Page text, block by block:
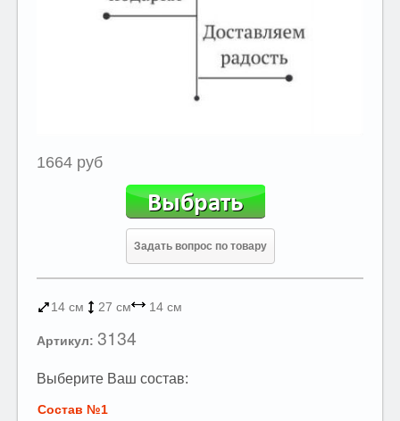
1664 руб
Задать вопрос по товару
14 см 27 см 14 см
Артикул: 3134
Выберите Ваш состав:
Состав №1